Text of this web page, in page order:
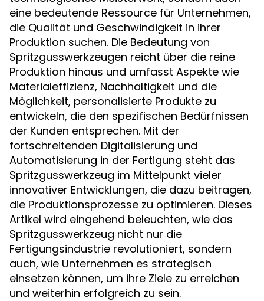
eine bedeutende Ressource für Unternehmen,
die Qualität und Geschwindigkeit in ihrer
Produktion suchen. Die Bedeutung von
Spritzgusswerkzeugen reicht über die reine
Produktion hinaus und umfasst Aspekte wie
Materialeffizienz, Nachhaltigkeit und die
Möglichkeit, personalisierte Produkte zu
entwickeln, die den spezifischen Bedürfnissen
der Kunden entsprechen. Mit der
fortschreitenden Digitalisierung und
Automatisierung in der Fertigung steht das
Spritzgusswerkzeug im Mittelpunkt vieler
innovativer Entwicklungen, die dazu beitragen,
die Produktionsprozesse zu optimieren. Dieses
Artikel wird eingehend beleuchten, wie das
Spritzgusswerkzeug nicht nur die
Fertigungsindustrie revolutioniert, sondern
auch, wie Unternehmen es strategisch
einsetzen können, um ihre Ziele zu erreichen
und weiterhin erfolgreich zu sein.